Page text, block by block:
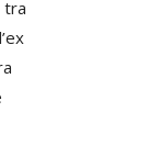
tra